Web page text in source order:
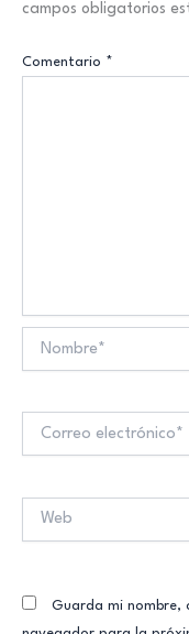
campos obligatorios
Comentario *
Guarda mi nombre,